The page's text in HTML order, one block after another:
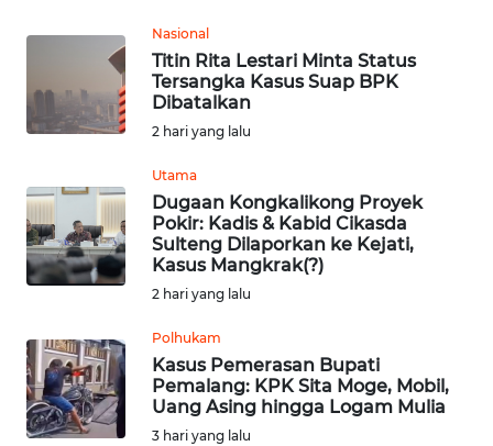
Nasional
Titin Rita Lestari Minta Status
Tersangka Kasus Suap BPK
Dibatalkan
2 hari yang lalu
Utama
Dugaan Kongkalikong Proyek
Pokir: Kadis & Kabid Cikasda
Sulteng Dilaporkan ke Kejati,
Kasus Mangkrak(?)
2 hari yang lalu
Polhukam
Kasus Pemerasan Bupati
Pemalang: KPK Sita Moge, Mobil,
Uang Asing hingga Logam Mulia
3 hari yang lalu
Regional
SUMUT
WN
JAKARTA
JABAR
WN
BANTEN